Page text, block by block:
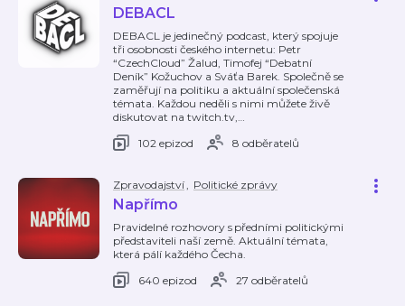
DEBACL
DEBACL je jedinečný podcast, který spojuje
tři osobnosti českého internetu: Petr
“CzechCloud” Žalud, Timofej “Debatní
Deník” Kožuchov a Sváťa Barek. Společně se
zaměřují na politiku a aktuální společenská
témata. Každou neděli s nimi můžete živě
diskutovat na twitch.tv,…
102 epizod
8 odběratelů
Zpravodajství, Politické zprávy
Napřímo
Pravidelné rozhovory s předními politickými
představiteli naší země. Aktuální témata,
která pálí každého Čecha.
640 epizod
27 odběratelů